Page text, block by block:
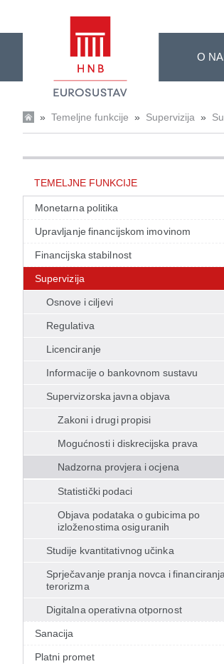
O
» Temeljne funkcije » Supervizija »
TEMELJNE FUNKCIJE
Monetarna politika
Upravljanje financijskom imovinom
Financijska stabilnost
Supervizija
Osnove i ciljevi
Regulativa
Licenciranje
Informacije o bankovnom sustavu
Supervizorska javna objava
Zakoni i drugi propisi
Mogućnosti i diskrecijska prava
Nadzorna provjera i ocjena
Statistički podaci
Objava podataka o gubicima po
izloženostima osiguranih
Studije kvantitativnog učinka
Sprječavanje pranja novca i financiranja
terorizma
Digitalna operativna otpornost
Sanacija
Platni promet